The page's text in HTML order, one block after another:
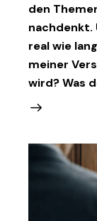
den
nachdenkt.
real wie
meiner
wird? Was